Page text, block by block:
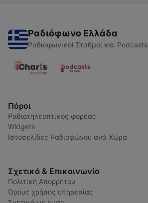
Ραδιόφωνο Ελλάδα
Ραδιοφωνικοί Σταθμοί και Podcasts
Πόροι
Ραδιοτηλεοπτικός φορέας
Widgets
Ιστοσελίδες Ραδιοφώνου ανά Χώρα
Σχετικά & Επικοινωνία
Πολιτική Απορρήτου
Όρους χρήσης υπηρεσίας